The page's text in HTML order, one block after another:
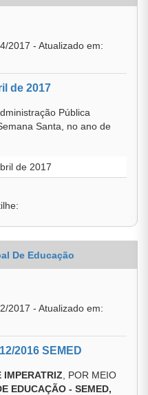
2017 - Atualizado em:
de 2017
Pública
Santa, no ano de
de 2017
De Educação
2017 - Atualizado em:
2016 SEMED
IMPERATRIZ , POR MEIO
EDUCAÇÃO - SEMED,